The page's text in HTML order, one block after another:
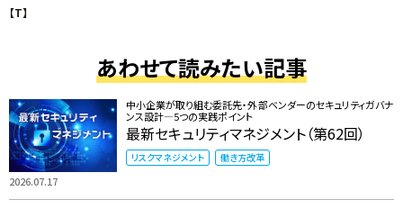
【T】
あわせて読みたい記事
2026.07.17
中小企業が取り組む委託先・外部ベンダーのセキュリティガバナ
ンス設計―5つの実践ポイント
最新セキュリティマネジメント（第62回）
リスクマネジメント 働き方改革